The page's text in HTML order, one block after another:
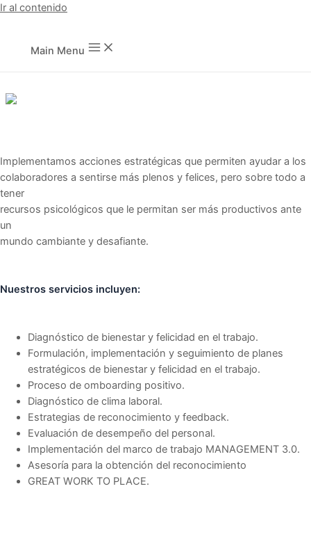
Ir al contenido
Main Menu
Implementamos acciones estratégicas que permiten ayudar a los
colaboradores a sentirse más plenos y felices, pero sobre todo a
tener
recursos psicológicos que le permitan ser más productivos ante
un
mundo cambiante y desafiante.
Nuestros servicios incluyen:
Diagnóstico de bienestar y felicidad en el trabajo.
Formulación, implementación y seguimiento de planes
estratégicos de bienestar y felicidad en el trabajo.
Proceso de omboarding positivo.
Diagnóstico de clima laboral.
Estrategias de reconocimiento y feedback.
Evaluación de desempeño del personal.
Implementación del marco de trabajo MANAGEMENT 3.0.
Asesoría para la obtención del reconocimiento
GREAT WORK TO PLACE.